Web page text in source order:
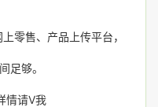
零售、产品上传平台，
足够。
情请V我